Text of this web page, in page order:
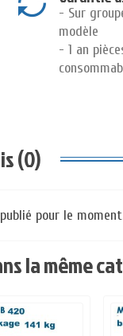
- Sur
modèle
- 1 an
(0)
pour le
la même